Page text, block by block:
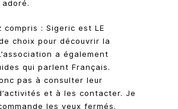
compris : Sigeric est LE
choix pour découvrir la
a également
qui parlent Français.
pas à consulter leur
et à les contacter. Je
les yeux fermés.